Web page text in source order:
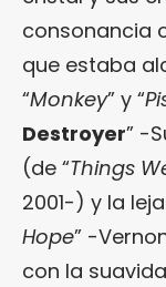
consonancia
que estaba
“Monkey” y “
Destroyer” -
(de “Things
2001-) y la
Hope” -
con la